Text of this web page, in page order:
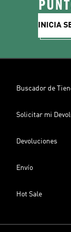
INICIA
Buscador de
Solicitar mi
Devoluciones
Envío
Hot Sale